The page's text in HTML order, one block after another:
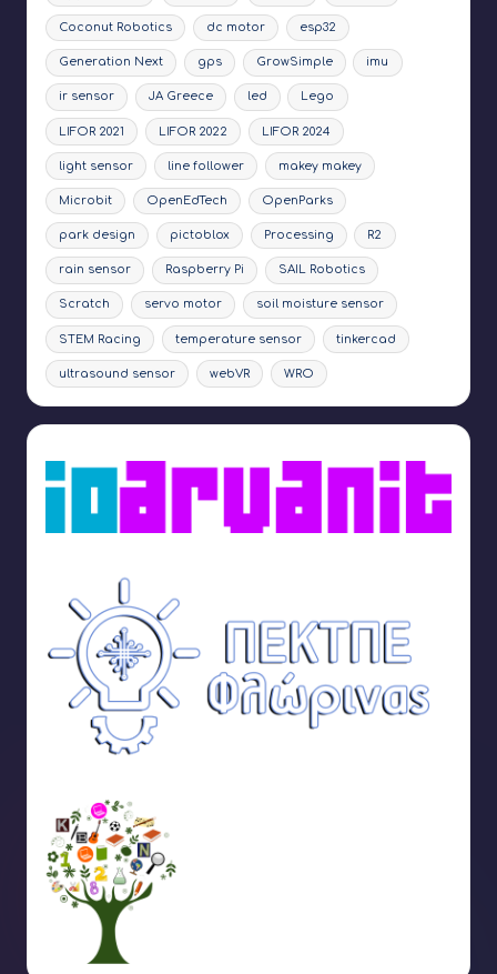
Coconut Robotics dc motor esp32
Generation Next gps GrowSimple imu
ir sensor JA Greece led Lego
LIFOR 2021 LIFOR 2022 LIFOR 2024
light sensor line follower makey makey
Microbit OpenEdTech OpenParks
park design pictoblox Processing R2
rain sensor Raspberry Pi SAIL Robotics
Scratch servo motor soil moisture sensor
STEM Racing temperature sensor tinkercad
ultrasound sensor webVR WRO